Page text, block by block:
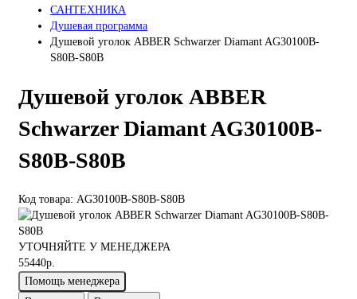
САНТЕХНИКА
Душевая программа
Душевой уголок ABBER Schwarzer Diamant AG30100B-
S80B-S80B
Душевой уголок ABBER
Schwarzer Diamant AG30100B-
S80B-S80B
Код товара: AG30100B-S80B-S80B
УТОЧНЯЙТЕ У МЕНЕДЖЕРА
55440р.
Помощь менеджера